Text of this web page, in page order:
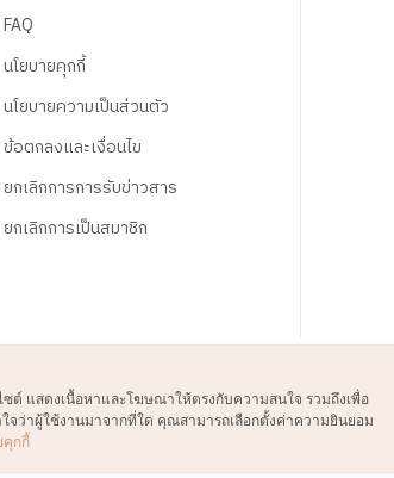
FAQ
นโยบายคุกกี้
นโยบายความเป็นส่วนตัว
ข้อตกลงและเงื่อนไข
ยกเลิกการการรับข่าวสาร
ยกเลิกการเป็นสมาชิก
CLUB, All rights reserved. Web Design by
ซต์ แสดงเนื้อหาและโฆษณาให้ตรงกับความสนใจ รวมถึงเพื่อ
จว่าผู้ใช้งานมาจากที่ใด คุณสามารถเลือกตั้งค่าความยินยอม
คุกกี้